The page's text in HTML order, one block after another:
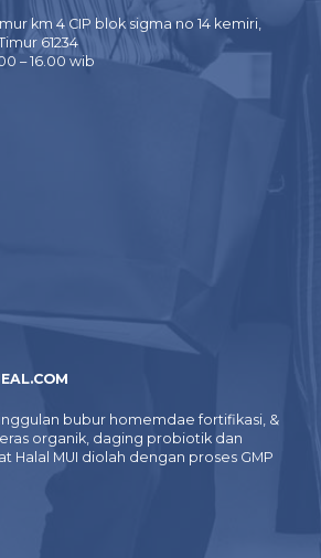
km 4 CIP blok sigma no 14 kemiri,
61234
– 16.00 wib
bubur homemdae fortifikasi, &
organik, daging probiotik dan
Halal MUI diolah dengan proses GMP